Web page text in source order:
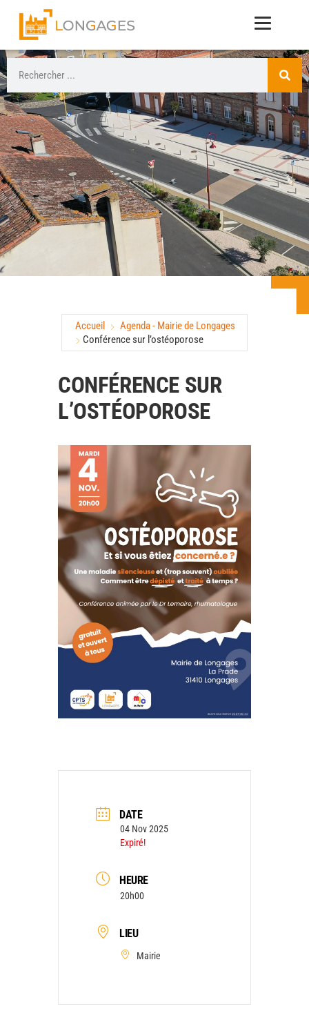
Accueil
Agenda - Mairie de Longages
Conférence sur l’ostéoporose
CONFÉRENCE SUR
L’OSTÉOPOROSE
DATE
04 Nov 2025
Expiré!
HEURE
20h00
LIEU
Mairie